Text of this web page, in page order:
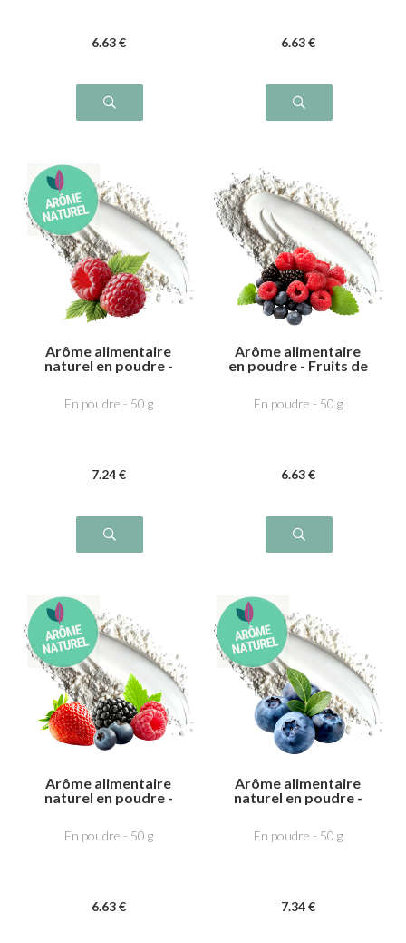
6.63 € 6.63 €
Arôme alimentaire
naturel en poudre -
En poudre - 50 g
7.24 €
Arôme alimentaire
en poudre - Fruits de
En poudre - 50 g
6.63 €
Arôme alimentaire
naturel en poudre -
En poudre - 50 g
6.63 €
Arôme alimentaire
naturel en poudre -
En poudre - 50 g
7.34 €